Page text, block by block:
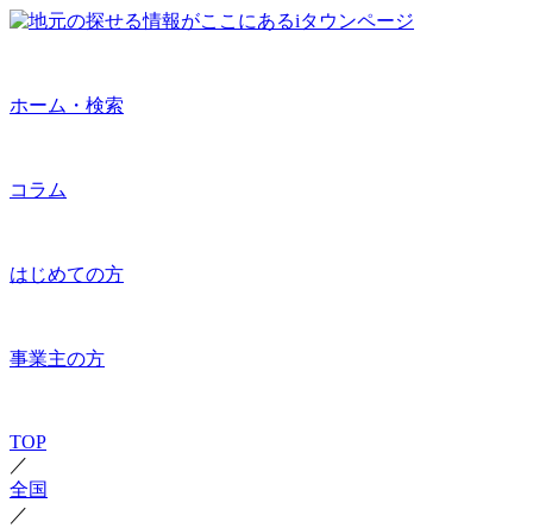
ホーム・検索
コラム
はじめての方
事業主の方
TOP
／
全国
／